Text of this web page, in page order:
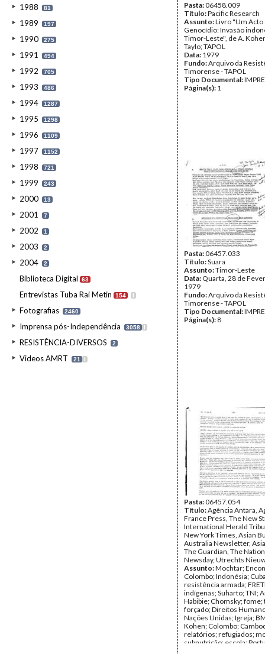
1988 81
1989 197
1990 275
1991 494
1992 705
1993 486
1994 1287
1995 1298
1996 1109
1997 1152
1998 721
1999 243
2000 13
2001 7
2002 1
2003 2
2004 2
Biblioteca Digital 63
Entrevistas Tuba Rai Metin 154 I
Fotografias 2460
Imprensa pós-Independência 3058 I
RESISTÊNCIA-DIVERSOS 2
Videos AMRT 21 I
Pasta:06458.009
Título:Pacific Research
Assunto:Livro "Um Acto
Genocídio: Invasão
Timor-Leste", de A.
Taylo; TAPOL
Data: 1979
Fundo:Arquivo da
Timorense - TAPOL
Tipo Documental:
Página(s): 1
Pasta:06457.033
Título:Suara
Assunto:Timor-Leste
Data: Quarta, 28 de
1979
Fundo:Arquivo da
Timorense - TAPOL
Tipo Documental:
Página(s): 8
Pasta:06457.054
Título:Agência Antara,
France Press, The New
International Herald
New York Times, Asian
Australia Newsletter,
The Guardian, The
Newsday, Utrechts
Assunto:Mochtar;
Colombo; Indonésia;
resistência armada;
indígenas; Suharto; TNI;
Habibie; Chomsky; fome;
forçado; Direitos
Nações Unidas; Igreja;
Kohen; Colombo;
relatórios; refugiados;
subnutrição; escola;